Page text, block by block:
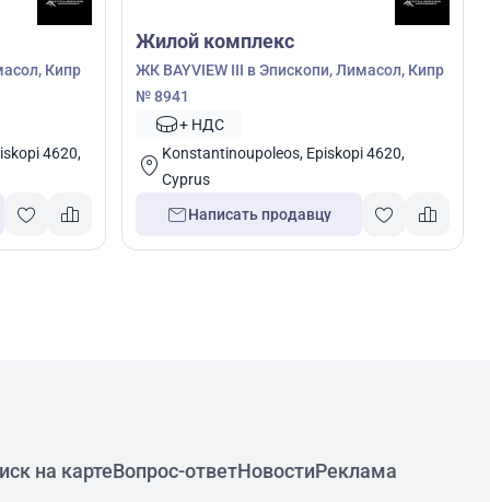
Кипр
4620,
Жилой комплекс
ЖК BAYVIEW III в Эпископи, Лимасол, Кипр
№ 8941
+ НДС
Konstantinoupoleos, Episkopi 4620,
Cyprus
Написать продавцу
на картеВопрос-ответНовостиРеклама